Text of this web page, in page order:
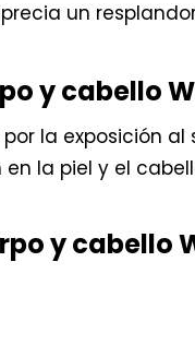
un
y cabello
la exposición al
la piel y el
y cabello